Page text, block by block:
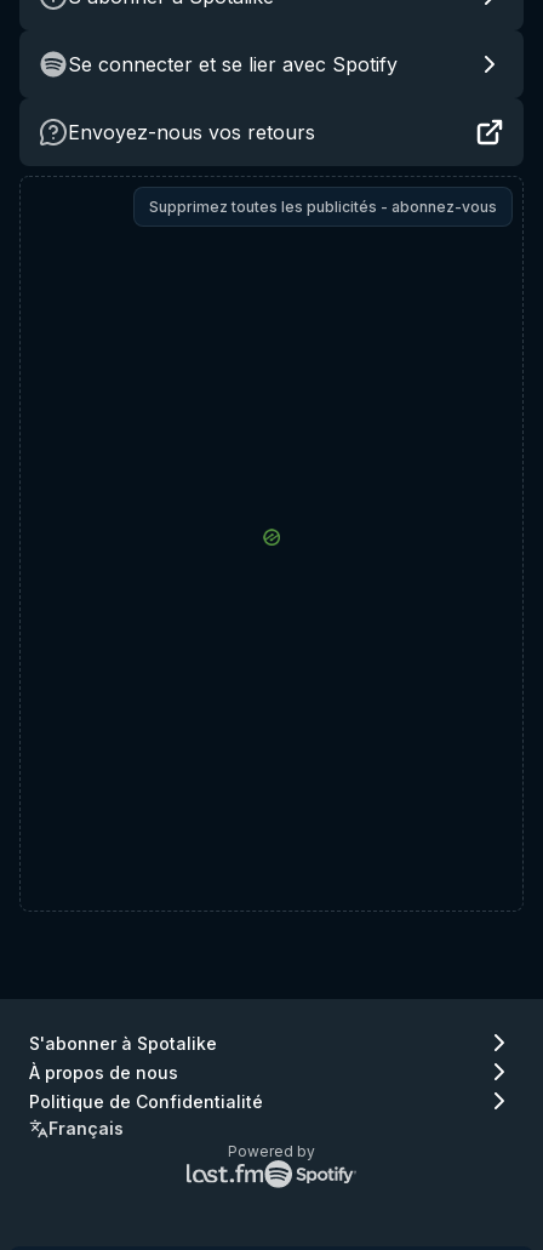
Se connecter et se lier avec Spotify
Envoyez-nous vos retours
Supprimez toutes les publicités - abonnez-vous
S'abonner à Spotalike
À propos de nous
Politique de Confidentialité
Français
Powered by
Logo
Lastfm